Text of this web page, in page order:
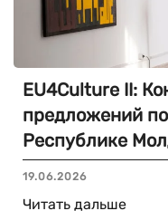
EU4Culture II:
предложений
Республике
19.06.2026
Читать дальше